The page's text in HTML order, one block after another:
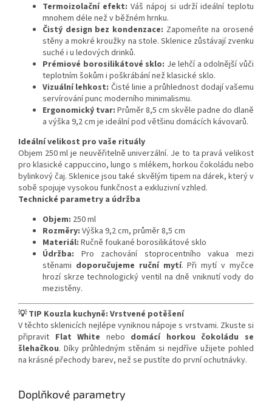
Termoizolační efekt: Váš nápoj si udrží ideální teplotu
mnohem déle než v běžném hrnku.
Čistý design bez kondenzace: Zapomeňte na orosené
stěny a mokré kroužky na stole. Sklenice zůstávají zvenku
suché i u ledových drinků.
Prémiové borosilikátové sklo: Je lehčí a odolnější vůči
teplotním šokům i poškrábání než klasické sklo.
Vizuální lehkost: Čisté linie a průhlednost dodají vašemu
servírování punc moderního minimalismu.
Ergonomický tvar: Průměr 8,5 cm skvěle padne do dlaně
a výška 9,2 cm je ideální pod většinu domácích kávovarů.
Ideální velikost pro vaše rituály
Objem 250 ml je neuvěřitelně univerzální. Je to ta pravá velikost
pro klasické cappuccino, lungo s mlékem, horkou čokoládu nebo
bylinkový čaj. Sklenice jsou také skvělým tipem na dárek, který v
sobě spojuje vysokou funkčnost a exkluzivní vzhled.
Technické parametry a údržba
Objem: 250 ml
Rozměry: Výška 9,2 cm, průměr 8,5 cm
Materiál: Ručně foukané borosilikátové sklo
Údržba: Pro zachování stoprocentního vakua mezi
stěnami doporučujeme ruční mytí. Při mytí v myčce
hrozí skrze technologický ventil na dně vniknutí vody do
mezistěny.
💡 TIP Kouzla kuchyně: Vrstvené potěšení
V těchto sklenicích nejlépe vyniknou nápoje s vrstvami. Zkuste si
připravit Flat White nebo domácí horkou čokoládu se
šlehačkou. Díky průhledným stěnám si nejdříve užijete pohled
na krásné přechody barev, než se pustíte do první ochutnávky.
Doplňkové parametry